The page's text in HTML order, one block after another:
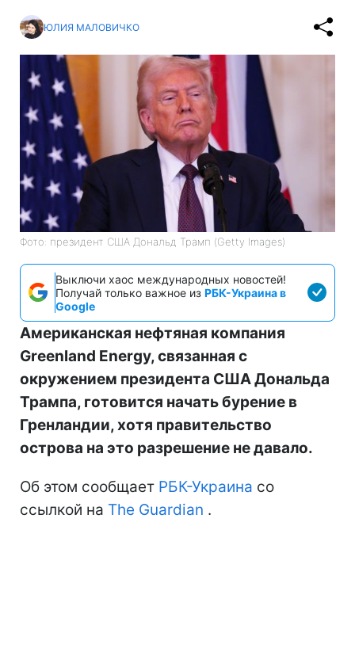
ЮЛИЯ МАЛОВИЧКО
Фото: президент США Дональд Трамп (Getty Images)
Выключи хаос международных новостей!
Получай только важное из РБК-Украина в
Google
Американская нефтяная компания
Greenland Energy, связанная с
окружением президента США Дональда
Трампа, готовится начать бурение в
Гренландии, хотя правительство
острова на это разрешение не давало.
Об этом сообщает РБК-Украина со
ссылкой на The Guardian .